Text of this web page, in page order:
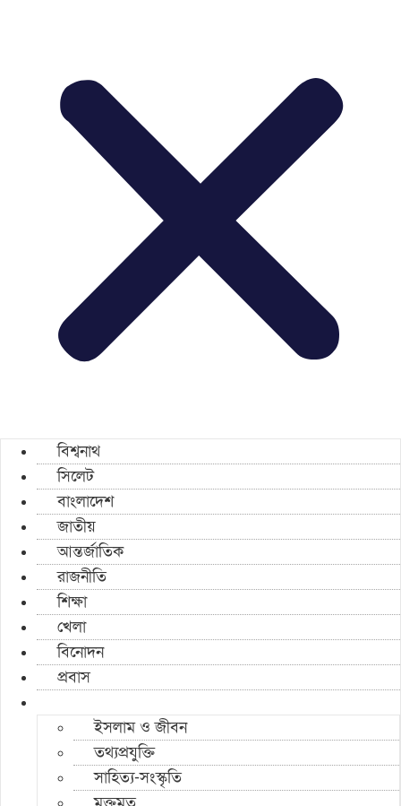
বিশ্বনাথ
সিলেট
বাংলাদেশ
জাতীয়
আন্তর্জাতিক
রাজনীতি
শিক্ষা
খেলা
বিনোদন
প্রবাস
ইসলাম ও জীবন
তথ্যপ্রযুক্তি
সাহিত্য-সংস্কৃতি